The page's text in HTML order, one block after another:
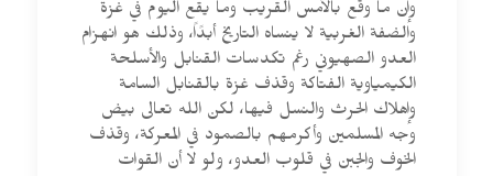
وإن ما وقع بالأمس القريب وما يقع اليوم في غزة
والضفة الغربية لا ينساه التاريخ أبدًاً، وذلك هو انهزام
العدو الصهيوني رغم تكدسات القنابل والأسلحة
الكيمياوية الفتاكة وقذف غزة بالقنابل السامة
وإهلاك الحرث والنسل فيها، لكن الله تعالى بيض
وجه المسلمين وأكرمهم بالصمود في المعركة، وقذف
الخوف والجبن في قلوب العدو، ولو لا أن القوات